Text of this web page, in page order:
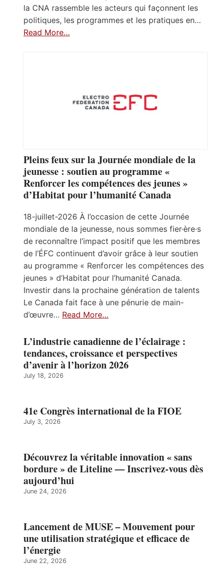
la CNA rassemble les acteurs qui façonnent les
politiques, les programmes et les pratiques en…
Read More…
Pleins feux sur la Journée mondiale de la
jeunesse : soutien au programme «
Renforcer les compétences des jeunes »
d’Habitat pour l’humanité Canada
18-juillet-2026 À l’occasion de cette Journée
mondiale de la jeunesse, nous sommes fier·ère·s
de reconnaître l’impact positif que les membres
de l’ÉFC continuent d’avoir grâce à leur soutien
au programme « Renforcer les compétences des
jeunes » d’Habitat pour l’humanité Canada.
Investir dans la prochaine génération de talents
Le Canada fait face à une pénurie de main-
d’œuvre… Read More…
L’industrie canadienne de l’éclairage :
tendances, croissance et perspectives
d’avenir à l’horizon 2026
July 18, 2026
41e Congrès international de la FIOE
July 3, 2026
Découvrez la véritable innovation « sans
bordure » de Liteline — Inscrivez-vous dès
aujourd’hui
June 24, 2026
Lancement de MUSE – Mouvement pour
une utilisation stratégique et efficace de
l’énergie
June 22, 2026